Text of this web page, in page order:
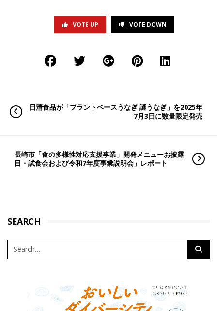
VOTE UP VOTE DOWN
日清食品が「プラントベースうなぎ 謎うなぎ」を2025年
7月3日に数量限定発売
長崎市「食の多様性対応支援事業」開発メニューお披露
目・試食会および令和7年度事業説明会」レポート
SEARCH